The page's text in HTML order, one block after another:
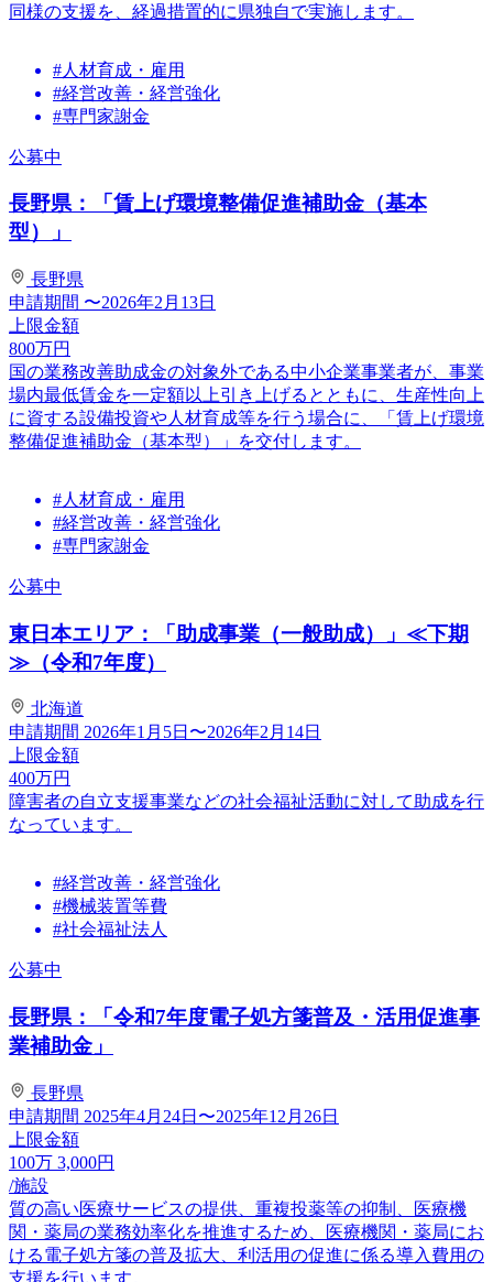
同様の支援を、経過措置的に県独自で実施します。
#人材育成・雇用
#経営改善・経営強化
#専門家謝金
公募中
長野県：「賃上げ環境整備促進補助金（基本
型）」
長野県
申請期間 〜2026年2月13日
上限金額
800万円
国の業務改善助成金の対象外である中小企業事業者が、事業
場内最低賃金を一定額以上引き上げるとともに、生産性向上
に資する設備投資や人材育成等を行う場合に、「賃上げ環境
整備促進補助金（基本型）」を交付します。
#人材育成・雇用
#経営改善・経営強化
#専門家謝金
公募中
東日本エリア：「助成事業（一般助成）」≪下期
≫（令和7年度）
北海道
申請期間 2026年1月5日〜2026年2月14日
上限金額
400万円
障害者の自立支援事業などの社会福祉活動に対して助成を行
なっています。
#経営改善・経営強化
#機械装置等費
#社会福祉法人
公募中
長野県：「令和7年度電子処方箋普及・活用促進事
業補助金」
長野県
申請期間 2025年4月24日〜2025年12月26日
上限金額
100万 3,000円
/施設
質の高い医療サービスの提供、重複投薬等の抑制、医療機
関・薬局の業務効率化を推進するため、医療機関・薬局にお
ける電子処方箋の普及拡大、利活用の促進に係る導入費用の
支援を行います。